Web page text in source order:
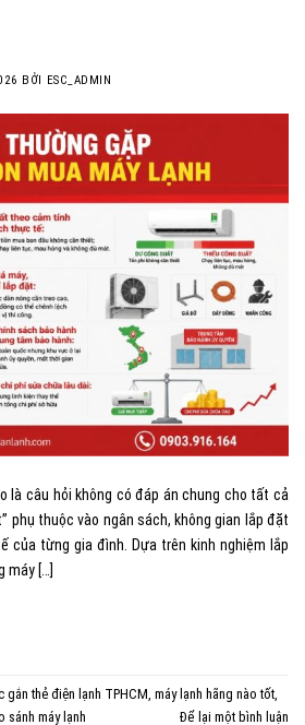
BỞI ESC_ADMIN
là câu hỏi không có đáp án chung cho tất cả
phụ thuộc vào ngân sách, không gian lắp đặt
của từng gia đình. Dựa trên kinh nghiệm lắp
máy […]
gắn thẻđiện lạnh TPHCM, máy lạnh hãng nào tốt,
sánh máy lạnh Để lại một bình luận